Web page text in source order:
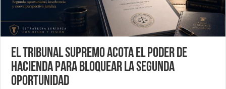
El Tribunal Supremo acota el poder de
Hacienda para bloquear la segunda
oportunidad